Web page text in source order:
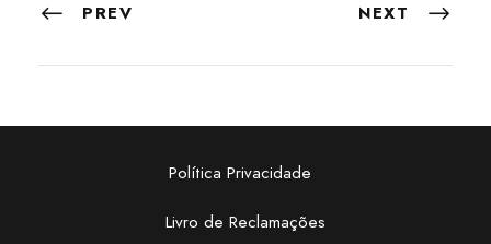
PREV NEXT
Política Privacidade
Livro de Reclamações